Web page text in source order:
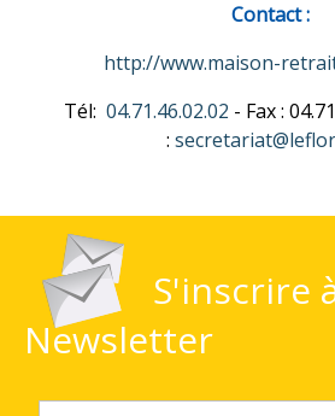
Contact :
http://www.maison-
Tél: 04.71.46.02.02 - Fax :
:
S'inscrire
Newsletter